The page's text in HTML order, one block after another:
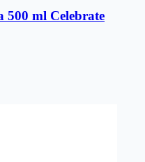
500 ml Celebrate